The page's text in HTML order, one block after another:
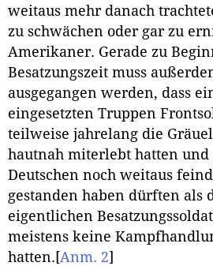
weitaus mehr danach
zu schwächen oder gar zu
Amerikaner. Gerade zu
Besatzungszeit muss
ausgegangen werden, dass
eingesetzten Truppen
teilweise jahrelang die
hautnah miterlebt hatten und
Deutschen noch weitaus
gestanden haben dürften als
eigentlichen
meistens keine
hatten. [Anm. 2]